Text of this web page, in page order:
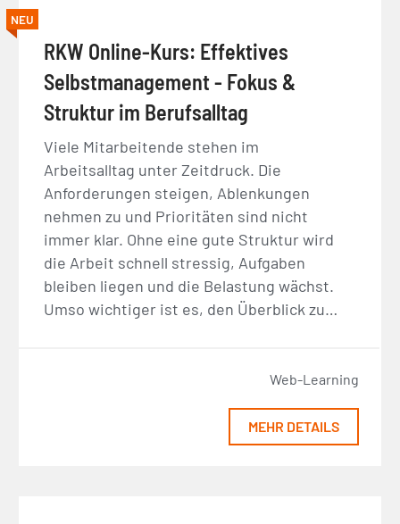
NEU
RKW Online-Kurs: Effektives
Selbstmanagement - Fokus &
Struktur im Berufsalltag
Viele Mitarbeitende stehen im
Arbeitsalltag unter Zeitdruck. Die
Anforderungen steigen, Ablenkungen
nehmen zu und Prioritäten sind nicht
immer klar. Ohne eine gute Struktur wird
die Arbeit schnell stressig, Aufgaben
bleiben liegen und die Belastung wächst.
Umso wichtiger ist es, den Überblick zu…
Web-Learning
MEHR DETAILS